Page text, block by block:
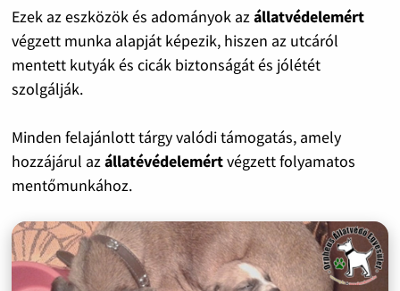
Ezek az eszközök és adományok azállatvédelemért
végzett munka alapját képezik, hiszen az utcáról
mentett kutyák és cicák biztonságát és jólétét
szolgálják.
Minden felajánlott tárgy valódi támogatás, amely
hozzájárul azállatévédelemértvégzett folyamatos
mentőmunkához.